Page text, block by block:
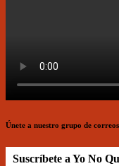
Únete a nuestro grupo de
Suscríbete a Yo No